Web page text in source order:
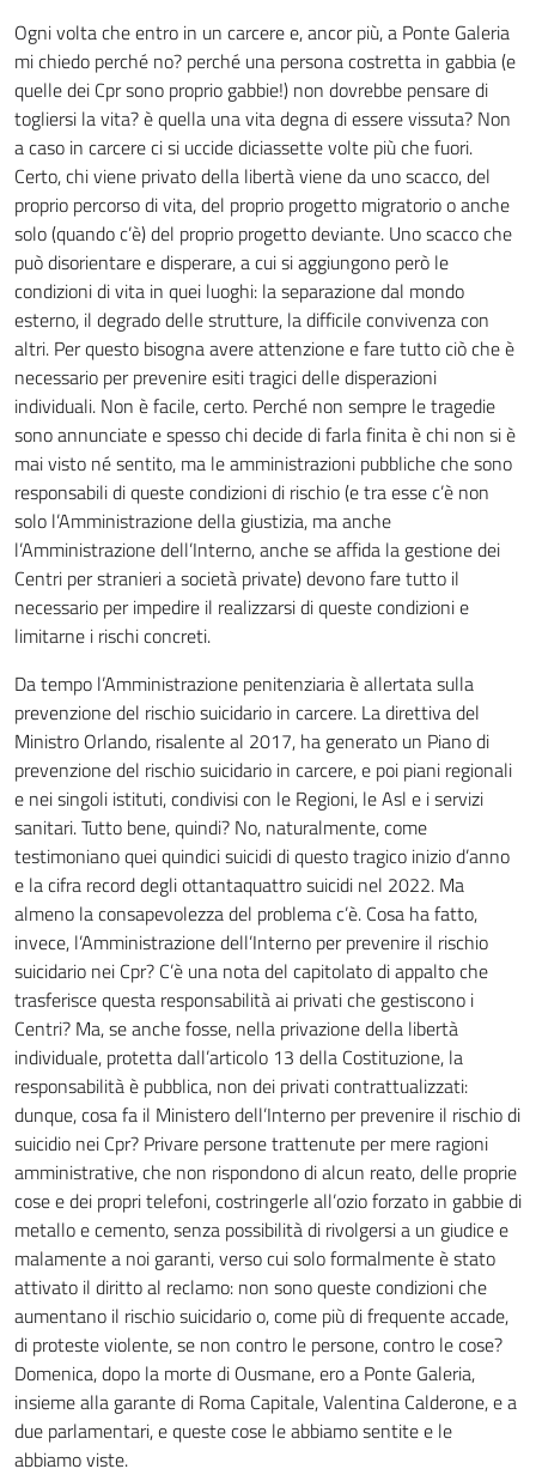
Ogni volta che entro in un carcere e, ancor più, a Ponte Galeria
mi chiedo perché no? perché una persona costretta in gabbia (e
quelle dei Cpr sono proprio gabbie!) non dovrebbe pensare di
togliersi la vita? è quella una vita degna di essere vissuta? Non
a caso in carcere ci si uccide diciassette volte più che fuori.
Certo, chi viene privato della libertà viene da uno scacco, del
proprio percorso di vita, del proprio progetto migratorio o anche
solo (quando c’è) del proprio progetto deviante. Uno scacco che
può disorientare e disperare, a cui si aggiungono però le
condizioni di vita in quei luoghi: la separazione dal mondo
esterno, il degrado delle strutture, la difficile convivenza con
altri. Per questo bisogna avere attenzione e fare tutto ciò che è
necessario per prevenire esiti tragici delle disperazioni
individuali. Non è facile, certo. Perché non sempre le tragedie
sono annunciate e spesso chi decide di farla finita è chi non si è
mai visto né sentito, ma le amministrazioni pubbliche che sono
responsabili di queste condizioni di rischio (e tra esse c’è non
solo l’Amministrazione della giustizia, ma anche
l’Amministrazione dell’Interno, anche se affida la gestione dei
Centri per stranieri a società private) devono fare tutto il
necessario per impedire il realizzarsi di queste condizioni e
limitarne i rischi concreti.
Da tempo l’Amministrazione penitenziaria è allertata sulla
prevenzione del rischio suicidario in carcere. La direttiva del
Ministro Orlando, risalente al 2017, ha generato un Piano di
prevenzione del rischio suicidario in carcere, e poi piani regionali
e nei singoli istituti, condivisi con le Regioni, le Asl e i servizi
sanitari. Tutto bene, quindi? No, naturalmente, come
testimoniano quei quindici suicidi di questo tragico inizio d’anno
e la cifra record degli ottantaquattro suicidi nel 2022. Ma
almeno la consapevolezza del problema c’è. Cosa ha fatto,
invece, l’Amministrazione dell’Interno per prevenire il rischio
suicidario nei Cpr? C’è una nota del capitolato di appalto che
trasferisce questa responsabilità ai privati che gestiscono i
Centri? Ma, se anche fosse, nella privazione della libertà
individuale, protetta dall’articolo 13 della Costituzione, la
responsabilità è pubblica, non dei privati contrattualizzati:
dunque, cosa fa il Ministero dell’Interno per prevenire il rischio di
suicidio nei Cpr? Privare persone trattenute per mere ragioni
amministrative, che non rispondono di alcun reato, delle proprie
cose e dei propri telefoni, costringerle all’ozio forzato in gabbie di
metallo e cemento, senza possibilità di rivolgersi a un giudice e
malamente a noi garanti, verso cui solo formalmente è stato
attivato il diritto al reclamo: non sono queste condizioni che
aumentano il rischio suicidario o, come più di frequente accade,
di proteste violente, se non contro le persone, contro le cose?
Domenica, dopo la morte di Ousmane, ero a Ponte Galeria,
insieme alla garante di Roma Capitale, Valentina Calderone, e a
due parlamentari, e queste cose le abbiamo sentite e le
abbiamo viste.